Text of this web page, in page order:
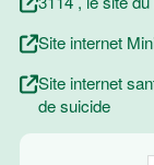
Site internet
Site internet
de suicide